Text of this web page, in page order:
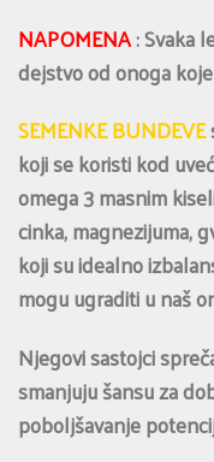
NAPOMENA: Svaka
dejstvo od onoga
SEMENKE BUNDEVE
koji se koristi kod
omega 3 masnim
cinka, magnezijuma,
koji su idealno
mogu ugraditi u naš
Njegovi sastojci
smanjuju šansu za
poboljšavanje